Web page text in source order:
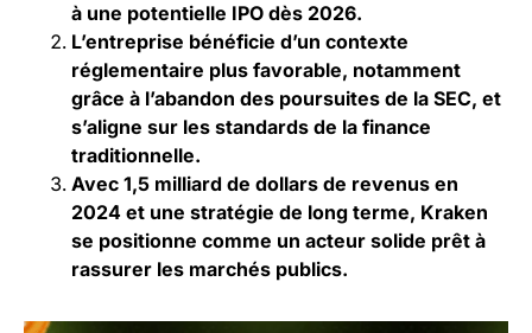
à une potentielle IPO dès 2026.
L’entreprise bénéficie d’un contexte
réglementaire plus favorable, notamment
grâce à l’abandon des poursuites de la SEC, et
s’aligne sur les standards de la finance
traditionnelle.
Avec 1,5 milliard de dollars de revenus en
2024 et une stratégie de long terme, Kraken
se positionne comme un acteur solide prêt à
rassurer les marchés publics.